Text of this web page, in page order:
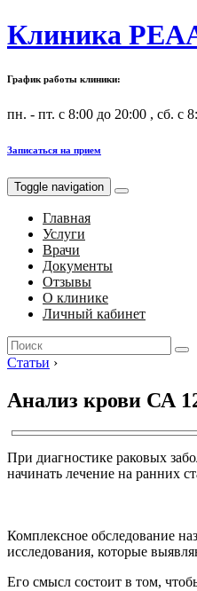
Клиника
График работы клиники:
пн. - пт. с 8:00 до 20:00 , сб. с
Записаться на прием
Toggle navigation
Главная
Услуги
Врачи
Документы
Отзывы
О клинике
Личный кабинет
Search
for:
Статьи ›
Анализ крови СА
При диагностике раковых
начинать лечение на ранних
Комплексное обследование
исследования, которые
Его смысл состоит в том,